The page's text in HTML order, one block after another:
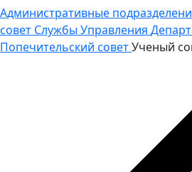
Административные
совет Службы Управления
Попечительский советУченый